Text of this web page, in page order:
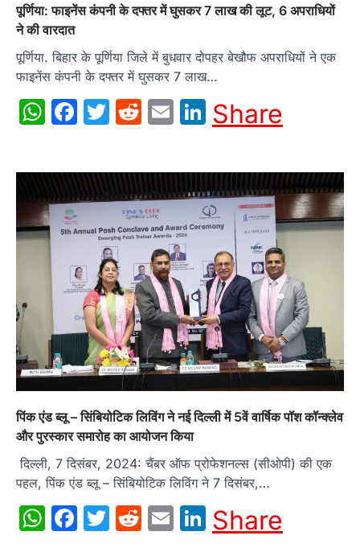
पूर्णिया: फाइनेंस कंपनी के दफ्तर में घुसकर 7 लाख की लूट, 6 अपराधियों
ने की वारदात
पूर्णिया. बिहार के पूर्णिया जिले में बुधवार दोपहर बेखौफ अपराधियों ने एक
फाइनेंस कंपनी के दफ्तर में घुसकर 7 लाख…
WhatsApp
Facebook
Twitter
Reddit
EmailLinkedIn
Share
पिंक एंड ब्लू – सिंबियोटिक लिविंग ने नई दिल्ली में 5वें वार्षिक पॉश कॉन्क्लेव
और पुरस्कार समारोह का आयोजन किया
दिल्ली, 7 दिसंबर, 2024: चैंबर ऑफ प्रोफेशनल्स (सीओपी) की एक
पहल, पिंक एंड ब्लू – सिंबियोटिक लिविंग ने 7 दिसंबर,…
WhatsApp
Facebook
Twitter
Reddit
EmailLinkedIn
Share